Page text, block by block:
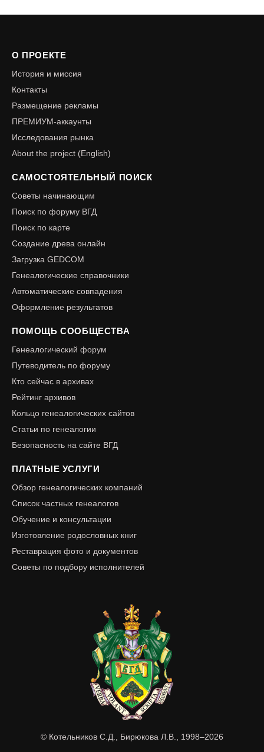
О ПРОЕКТЕ
История и миссия
Контакты
Размещение рекламы
ПРЕМИУМ-аккаунты
Исследования рынка
About the project (English)
САМОСТОЯТЕЛЬНЫЙ ПОИСК
Советы начинающим
Поиск по форуму ВГД
Поиск по карте
Создание древа онлайн
Загрузка GEDCOM
Генеалогические справочники
Автоматические совпадения
Оформление результатов
ПОМОЩЬ СООБЩЕСТВА
Генеалогический форум
Путеводитель по форуму
Кто сейчас в архивах
Рейтинг архивов
Кольцо генеалогических сайтов
Статьи по генеалогии
Безопасность на сайте ВГД
ПЛАТНЫЕ УСЛУГИ
Обзор генеалогических компаний
Список частных генеалогов
Обучение и консультации
Изготовление родословных книг
Реставрация фото и документов
Советы по подбору исполнителей
© Котельников С.Д., Бирюкова Л.В., 1998–2026